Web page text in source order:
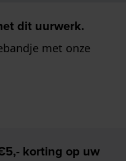
dit uurwerk.
met onze
korting op uw